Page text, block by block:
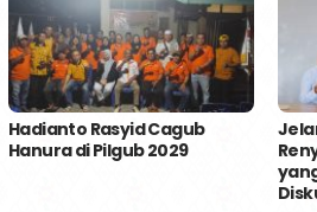
Hadianto Rasyid Cagub
Hanura di Pilgub 2029